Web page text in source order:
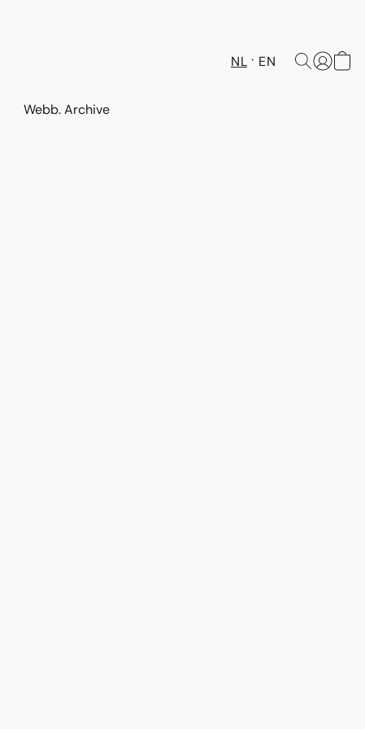
NL EN
Webb. Archive